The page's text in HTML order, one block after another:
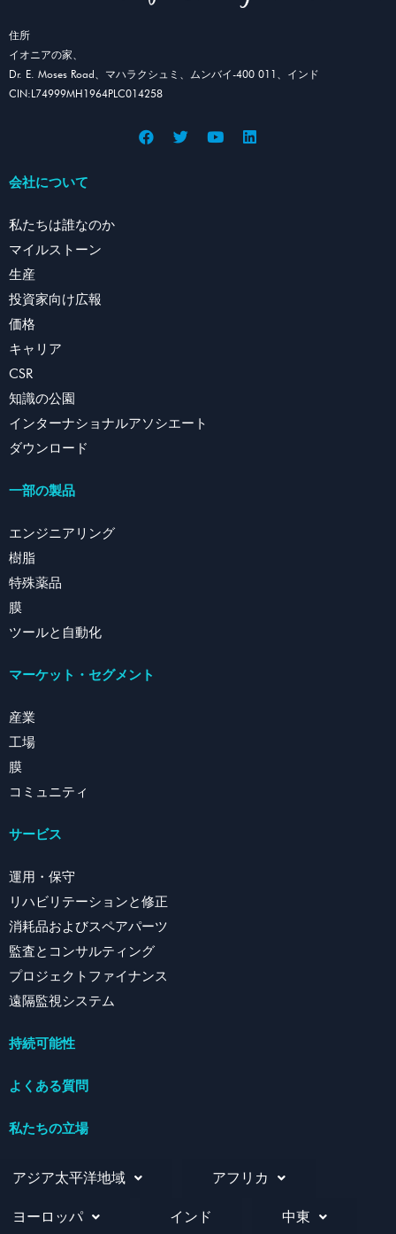
住所
イオニアの家、
Dr. E. Moses Road、マハラクシュミ、ムンバイ-400 011、インド
CIN:L74999MH1964PLC014258
会社について
私たちは誰なのか
マイルストーン
生産
投資家向け広報
価格
キャリア
CSR
知識の公園
インターナショナルアソシエート
ダウンロード
一部の製品
エンジニアリング
樹脂
特殊薬品
膜
ツールと自動化
マーケット・セグメント
産業
工場
膜
コミュニティ
サービス
運用・保守
リハビリテーションと修正
消耗品およびスペアパーツ
監査とコンサルティング
プロジェクトファイナンス
遠隔監視システム
持続可能性
よくある質問
私たちの立場
アジア太平洋地域 アフリカ
ヨーロッパ インド 中東